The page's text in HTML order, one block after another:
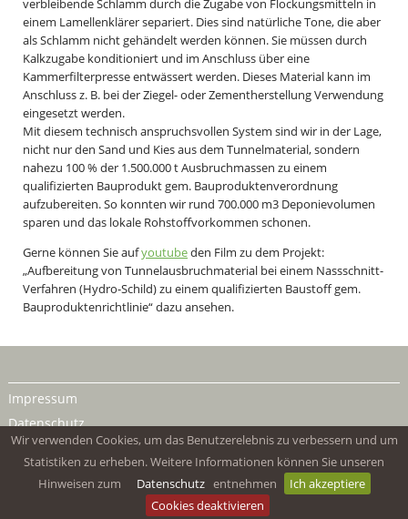
Wir verwenden Cookies, um das Benutzerelebnis zu verbessern und um
Statistiken zu erheben. Weitere Informationen können Sie unseren
Hinweisen zum
Datenschutz entnehmen
Ich akzeptiere
Cookies deaktivieren
verbleibende Schlamm durch die Zugabe von Flockungsmitteln in
einem Lamellenklärer separiert. Dies sind natürliche Tone, die aber
als Schlamm nicht gehändelt werden können. Sie müssen durch
Kalkzugabe konditioniert und im Anschluss über eine
Kammerfilterpresse entwässert werden. Dieses Material kann im
Anschluss z. B. bei der Ziegel- oder Zementherstellung Verwendung
eingesetzt werden.
Mit diesem technisch anspruchsvollen System sind wir in der Lage,
nicht nur den Sand und Kies aus dem Tunnelmaterial, sondern
nahezu 100 % der 1.500.000 t Ausbruchmassen zu einem
qualifizierten Bauprodukt gem. Bauproduktenverordnung
aufzubereiten. So konnten wir rund 700.000 m3 Deponievolumen
sparen und das lokale Rohstoffvorkommen schonen.
Gerne können Sie aufyoutubeden Film zu dem Projekt:
„Aufbereitung von Tunnelausbruchmaterial bei einem Nassschnitt-
Verfahren (Hydro-Schild) zu einem qualifizierten Baustoff gem.
Bauproduktenrichtlinie“ dazu ansehen.
Impressum
Datenschutz